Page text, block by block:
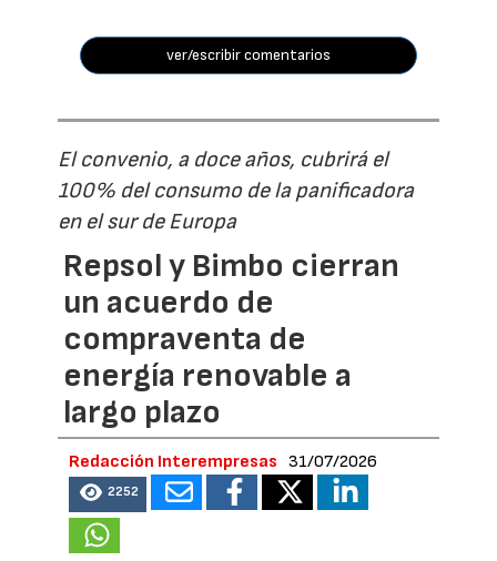
ver/escribir comentarios
El convenio, a doce años, cubrirá el
100% del consumo de la panificadora
en el sur de Europa
Repsol y Bimbo cierran
un acuerdo de
compraventa de
energía renovable a
largo plazo
Redacción Interempresas 31/07/2026
2252